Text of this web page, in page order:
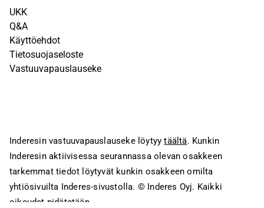
UKK
Q&A
Käyttöehdot
Tietosuojaseloste
Vastuuvapauslauseke
Inderesin vastuuvapauslauseke löytyytäältä. Kunkin
Inderesin aktiivisessa seurannassa olevan osakkeen
tarkemmat tiedot löytyvät kunkin osakkeen omilta
yhtiösivuilta Inderes-sivustolla. © Inderes Oyj. Kaikki
oikeudet pidätetään.